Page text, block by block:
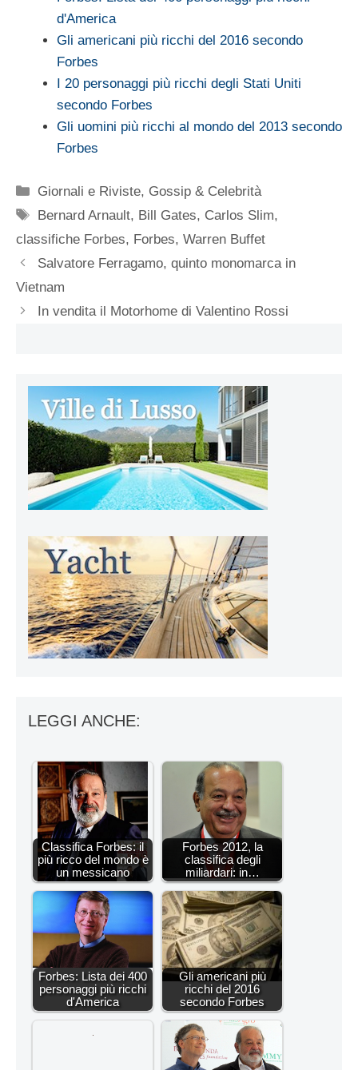
d'America
Gli americani più ricchi del 2016 secondo
Forbes
I 20 personaggi più ricchi degli Stati Uniti
secondo Forbes
Gli uomini più ricchi al mondo del 2013 secondo
Forbes
Categorie
Giornali e Riviste, Gossip & Celebrità
Tag
Bernard Arnault, Bill Gates, Carlos Slim,
classifiche Forbes, Forbes, Warren Buffet
Salvatore Ferragamo, quinto monomarca in
Vietnam
In vendita il Motorhome di Valentino Rossi
LEGGI ANCHE:
Classifica Forbes: il
più ricco del mondo è
un messicano
Forbes 2012, la
classifica degli
miliardari: in…
Forbes: Lista dei 400
personaggi più ricchi
d'America
Gli americani più
ricchi del 2016
secondo Forbes